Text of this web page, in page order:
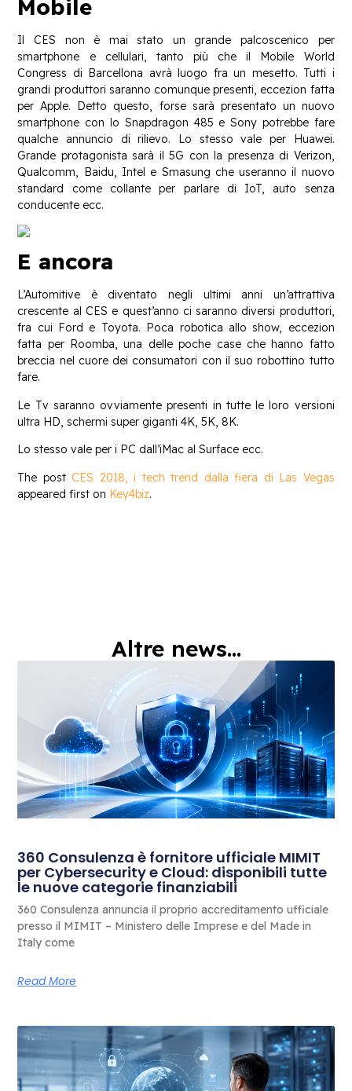
Mobile
Il CES non è mai stato un grande palcoscenico per
smartphone e cellulari, tanto più che il Mobile World
Congress di Barcellona avrà luogo fra un mesetto. Tutti i
grandi produttori saranno comunque presenti, eccezion fatta
per Apple. Detto questo, forse sarà presentato un nuovo
smartphone con lo Snapdragon 485 e Sony potrebbe fare
qualche annuncio di rilievo. Lo stesso vale per Huawei.
Grande protagonista sarà il 5G con la presenza di Verizon,
Qualcomm, Baidu, Intel e Smasung che useranno il nuovo
standard come collante per parlare di IoT, auto senza
conducente ecc.
E ancora
L’Automitive è diventato negli ultimi anni un’attrattiva
crescente al CES e quest’anno ci saranno diversi produttori,
fra cui Ford e Toyota. Poca robotica allo show, eccezion
fatta per Roomba, una delle poche case che hanno fatto
breccia nel cuore dei consumatori con il suo robottino tutto
fare.
Le Tv saranno ovviamente presenti in tutte le loro versioni
ultra HD, schermi super giganti 4K, 5K, 8K.
Lo stesso vale per i PC dall’iMac al Surface ecc.
The post CES 2018, i tech trend dalla fiera di Las Vegas
appeared first on Key4biz.
Altre news...
360 Consulenza è fornitore ufficiale MIMIT
per Cybersecurity e Cloud: disponibili tutte
le nuove categorie finanziabili
360 Consulenza annuncia il proprio accreditamento ufficiale
presso il MIMIT – Ministero delle Imprese e del Made in
Italy come
Read More